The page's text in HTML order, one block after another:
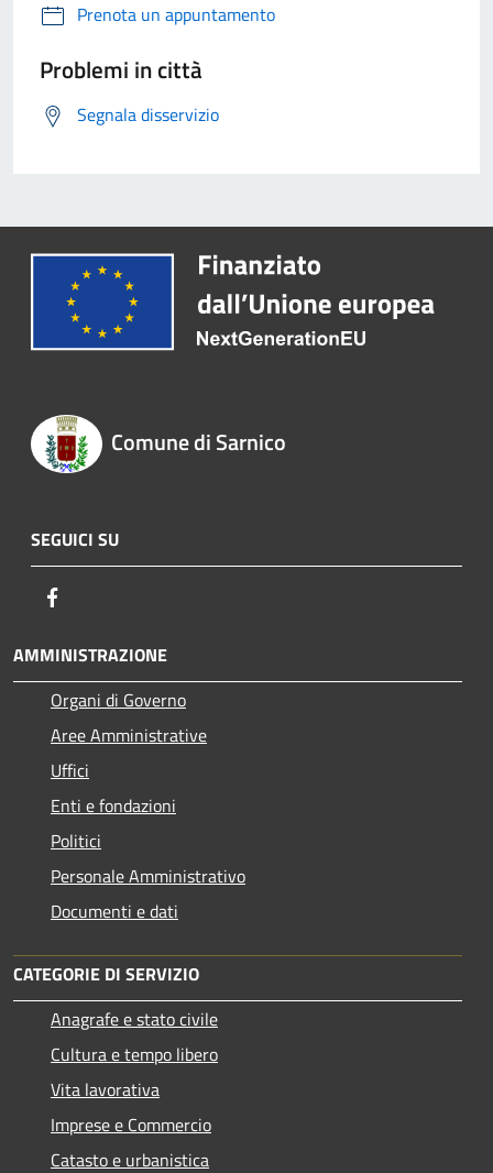
Prenota un appuntamento
Problemi in città
Segnala disservizio
Comune di Sarnico
SEGUICI SU
AMMINISTRAZIONE
Organi di Governo
Aree Amministrative
Uffici
Enti e fondazioni
Politici
Personale Amministrativo
Documenti e dati
CATEGORIE DI SERVIZIO
Anagrafe e stato civile
Cultura e tempo libero
Vita lavorativa
Imprese e Commercio
Catasto e urbanistica